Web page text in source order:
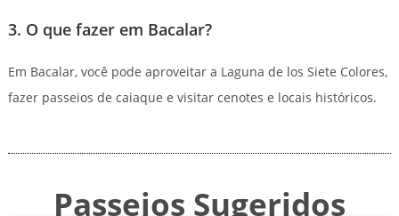
3. O que fazer em Bacalar?
Em Bacalar, você pode aproveitar a Laguna de los Siete Colores,
fazer passeios de caiaque e visitar cenotes e locais históricos.
Passeios Sugeridos